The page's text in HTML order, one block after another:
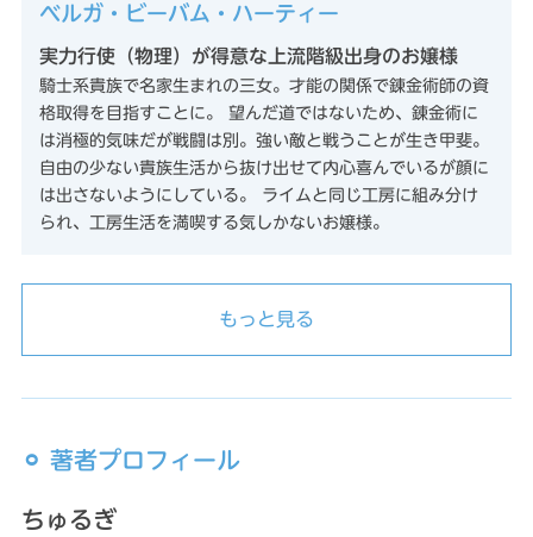
ベルガ・ビーバム・ハーティー
実力行使（物理）が得意な上流階級出身のお嬢様
騎士系貴族で名家生まれの三女。才能の関係で錬金術師の資
格取得を目指すことに。 望んだ道ではないため、錬金術に
は消極的気味だが戦闘は別。強い敵と戦うことが生き甲斐。
自由の少ない貴族生活から抜け出せて内心喜んでいるが顔に
は出さないようにしている。 ライムと同じ工房に組み分け
られ、工房生活を満喫する気しかないお嬢様。
もっと見る
⚪︎ 著者プロフィール
ちゅるぎ